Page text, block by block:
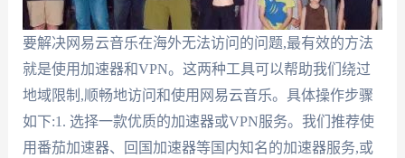
要解决网易云音乐在海外无法访问的问题,最有效的方法
就是使用加速器和VPN。这两种工具可以帮助我们绕过
地域限制,顺畅地访问和使用网易云音乐。具体操作步骤
如下:1. 选择一款优质的加速器或VPN服务。我们推荐使
用番茄加速器、回国加速器等国内知名的加速器服务,或